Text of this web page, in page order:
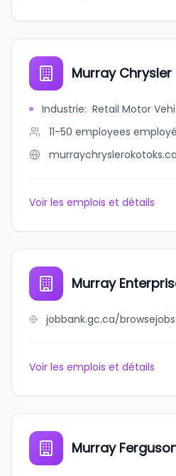
Murray
Industrie: Retail Motor
11-50 employees
murraychryslerokotoks.ca
Voir les emplois et détails
Murray
Voir les emplois et détails
Murray